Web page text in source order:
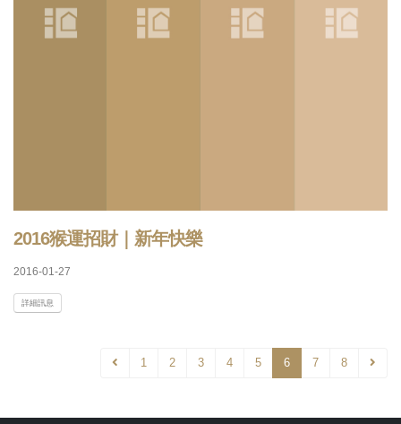
2016猴運招財｜新年快樂
2016-01-27
詳細訊息
1 2 3 4 5 6 7 8